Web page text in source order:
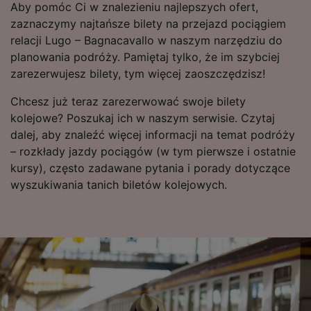
Aby pomóc Ci w znalezieniu najlepszych ofert,
zaznaczymy najtańsze bilety na przejazd pociągiem
relacji Lugo – Bagnacavallo w naszym narzędziu do
planowania podróży. Pamiętaj tylko, że im szybciej
zarezerwujesz bilety, tym więcej zaoszczędzisz!
Chcesz już teraz zarezerwować swoje bilety
kolejowe? Poszukaj ich w naszym serwisie. Czytaj
dalej, aby znaleźć więcej informacji na temat podróży
– rozkłady jazdy pociągów (w tym pierwsze i ostatnie
kursy), często zadawane pytania i porady dotyczące
wyszukiwania tanich biletów kolejowych.
audience research and services development.
List of Partners